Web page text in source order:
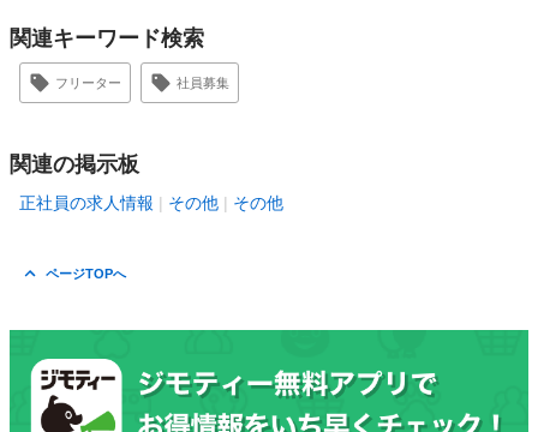
関連キーワード検索
フリーター 社員募集
関連の掲示板
正社員の求人情報 その他 その他
ページTOPへ